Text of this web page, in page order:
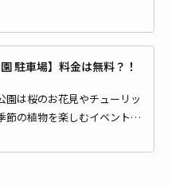
駐車場】料金は無料？！
園は桜のお花見やチューリッ
節の植物を楽しむイベント…